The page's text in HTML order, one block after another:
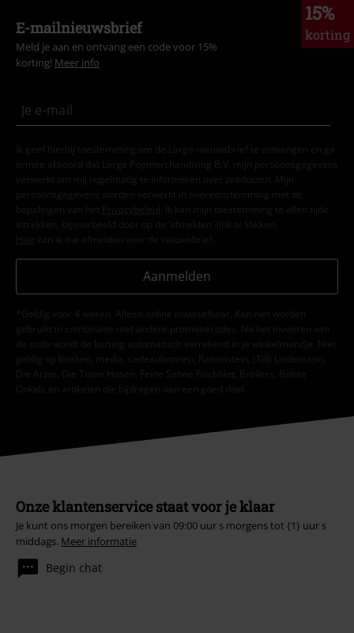
15%
korting
E-mailnieuwsbrief
Meld je aan en ontvang een code voor 15%
korting! Meer info
Ik geef hierbij toestemming om de Large-nieuwsbrief te ontvangen en ga
ermee akkoord dat Large Popmerchandising B.V. mijn persoonsgegevens
verwerkt om mij regelmatig te informeren over producten. Mijn
persoonsgegevens worden verwerkt in overeenstemming met de
bepalingen van het
Privacybeleid . Ik kan mijn toestemming te allen tijde
intrekken, bijvoorbeeld door op de ‘afmelden’-link te klikken.
Hier kan ik me afmelden voor de nieuwsbrief.
Aanmelden
*Geldig voor 4 weken. Alleen online inwisselbaar. Kan niet worden
gebruikt in combinatie met andere promotiecodes. Na het invoeren van
de code wordt de korting automatisch verrekend in je winkelmandje. Niet
geldig op boeken, media, cadeaubonnen, Rammstein, (Till) Lindemann,
Die Ärzte, Die Toten Hosen, Feine Sahne Fischfilet, Broilers, Böhse
Onkelz en artikelen die bijdragen aan een goed doel.
Onze klantenservice staat voor je klaar
Je kunt ons morgen bereiken van 09:00 uur s morgens tot {1} uur s
middags. Meer informatie
Begin chat